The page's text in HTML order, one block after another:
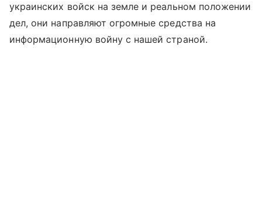
украинских войск на земле и реальном положении
дел, они направляют огромные средства на
информационную войну с нашей страной.